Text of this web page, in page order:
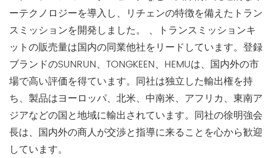
ーテクノロジーを導入し、リチェンの特徴を備えたトラン
スミッションを開発しました。 、トランスミッションキ
ットの販売量は国内の同業他社をリードしています。登録
ブランドのSUNRUN、TONGKEEN、HEMUは、国内外の市
場で高い評価を得ています。同社は独立した輸出権を持
ち、製品はヨーロッパ、北米、中南米、アフリカ、東南ア
ジアなどの国と地域に輸出されています。同社の徐明強会
長は、国内外の商人が交渉と指導に来ることを心から歓迎
しています。